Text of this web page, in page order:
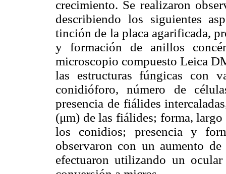
crecimiento. Se realizaron
describiendo los siguientes
tinción de la placa agarificada,
y formación de anillos
microscopio compuesto Leica
las estructuras fúngicas con
conidióforo, número de
presencia de fiálides
(μm) de las fiálides; forma,
los conidios; presencia y
observaron con un aumento
efectuaron utilizando un